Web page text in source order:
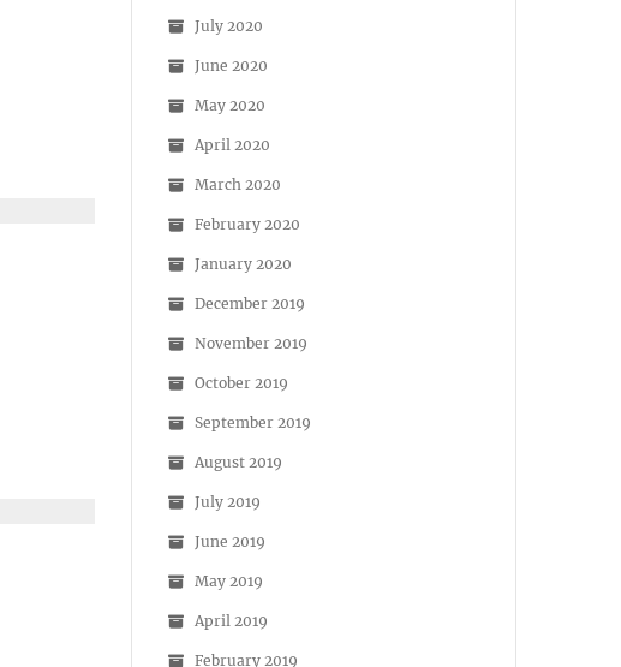
July 2020
June 2020
May 2020
April 2020
March 2020
February 2020
January 2020
December 2019
November 2019
October 2019
September 2019
August 2019
July 2019
June 2019
May 2019
April 2019
February 2019